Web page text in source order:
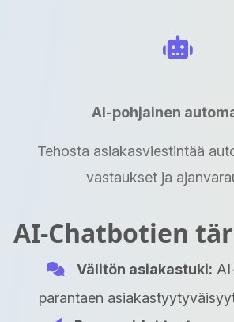
AI-pohjainen
Tehosta asiakasviestintää
vastaukset ja
AI-Chatbotien
Välitön asiakastuki:
parantaen